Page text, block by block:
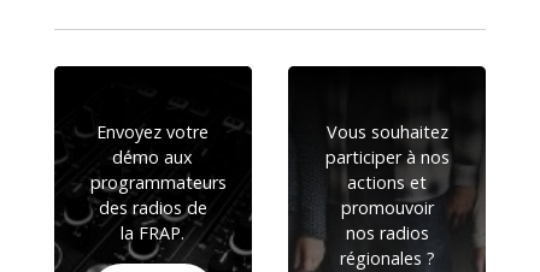
Envoyez votre
démo aux
programmateurs
des radios de
la FRAP.
Vous souhaitez
participer à nos
actions et
promouvoir
nos radios
régionales ?